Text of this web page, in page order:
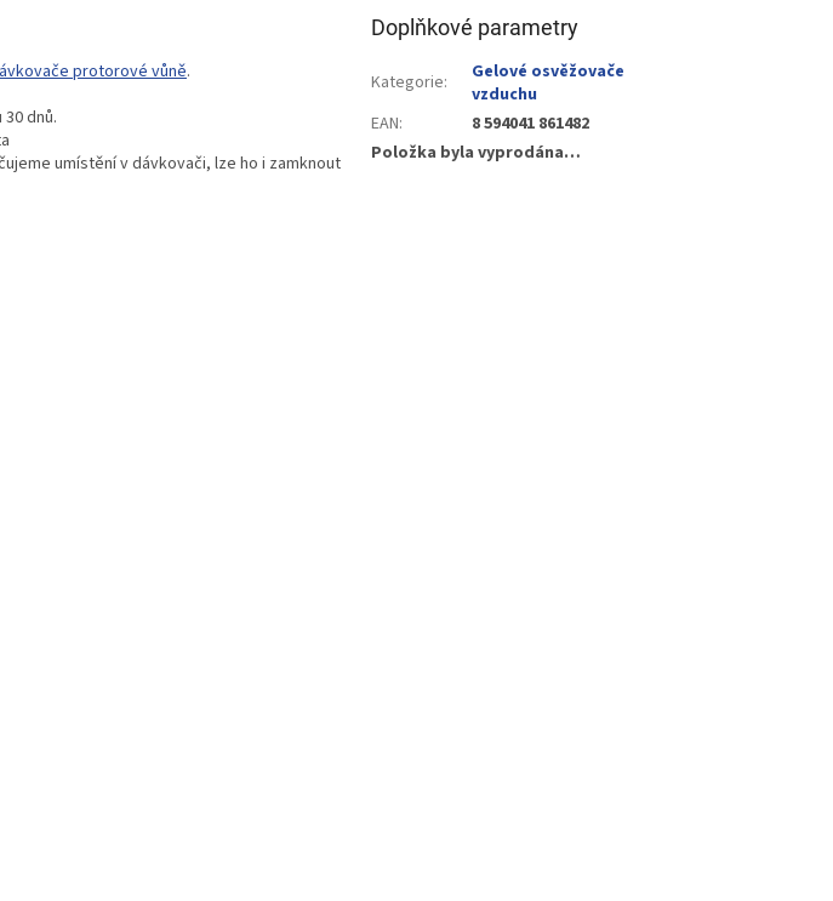
protorové vůně.
dnů.
umístění v dávkovači, lze ho i zamknout
Doplňkové parametry
Kategorie:
Gelové osvěžovače
vzduchu
EAN:
8 594041 861482
Položka byla vyprodána…